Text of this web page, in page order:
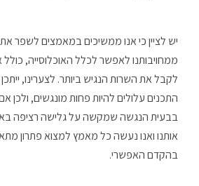
יש לציין כי אנו ממשיכים במאמצים לשפר
ממחויבותנו לאפשר לכלל האוכלוסייה, כולל
לקבל את השרות הנגיש ביותר. לצערינו,
התכנים עלולים להיות פחות מונגשים,
בבעית הנגשה שמקשה על גלישה רציפה
אותנו ואנו נעשה כל מאמץ למצוא פתרון
בהקדם האפשרי.